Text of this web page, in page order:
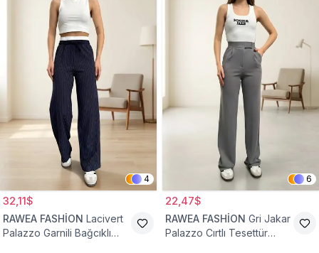
4
32,11$
RAWEA FASHİON Lacivert
Palazzo Garnili Bağcıklı
6
22,47$
RAWEA FASHİON Gri Jakar
Palazzo Cırtlı Tesettür